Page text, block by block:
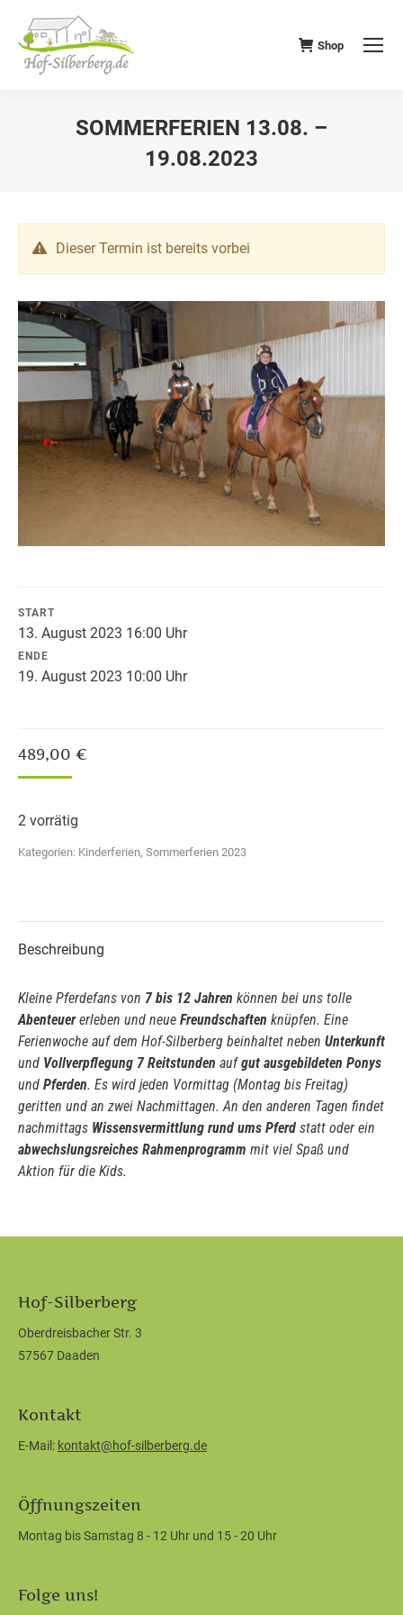
Shop
SOMMERFERIEN 13.08. –
19.08.2023
Dieser Termin ist bereits vorbei
START
13. August 2023 16:00 Uhr
ENDE
19. August 2023 10:00 Uhr
489,00 €
2 vorrätig
Kategorien: Kinderferien, Sommerferien 2023
Beschreibung
Kleine Pferdefans von 7 bis 12 Jahren können bei uns tolle
Abenteuererleben und neue Freundschaften knüpfen. Eine
Ferienwoche auf dem Hof-Silberberg beinhaltet neben Unterkunft
und Vollverpflegung 7 Reitstunden aufgut ausgebildeten Ponys
und Pferden. Es wird jeden Vormittag (Montag bis Freitag)
geritten und an zwei Nachmittagen. An den anderen Tagen findet
nachmittags Wissensvermittlung rund ums Pferd statt oder ein
abwechslungsreiches Rahmenprogramm mit viel Spaß und
Aktion für die Kids.
Hof-Silberberg
Oberdreisbacher Str. 3
57567 Daaden
Kontakt
E-Mail: kontakt@hof-silberberg.de
Öffnungszeiten
Montag bis Samstag 8 - 12 Uhr und 15 - 20 Uhr
Folge uns!